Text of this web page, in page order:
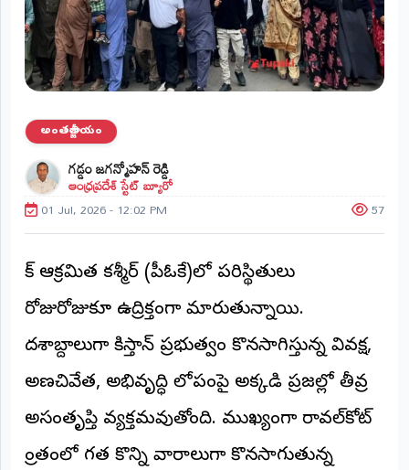
ప్రాంతీయ
వార్తలు
(STATE)
తెలంగాణ
ఆంధ్రప్రదేశ్
ప్రధాన
విభాగాలు
(MAIN)
భక్తి
క్రీడలు
జాతీయం
అంతర్జాతీయం
గడ్డం జగన్మోహన్ రెడ్డి
ఆంధ్రప్రదేశ్ స్టేట్ బ్యూరో
01 Jul, 2026 - 12:02 PM 57
పాక్ ఆక్రమిత కశ్మీర్‌ (పీఓకే)లో పరిస్థితులు
రోజురోజుకూ ఉద్రిక్తంగా మారుతున్నాయి.
దశాబ్దాలుగా పాకిస్తాన్ ప్రభుత్వం కొనసాగిస్తున్న వివక్ష,
అణచివేత, అభివృద్ధి లోపంపై అక్కడి ప్రజల్లో తీవ్ర
అసంతృప్తి వ్యక్తమవుతోంది. ముఖ్యంగా రావల్‌కోట్
ప్రాంతంలో గత కొన్ని వారాలుగా కొనసాగుతున్న